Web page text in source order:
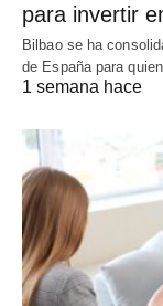
para invertir
Bilbao se ha
de España para
1 semana hace